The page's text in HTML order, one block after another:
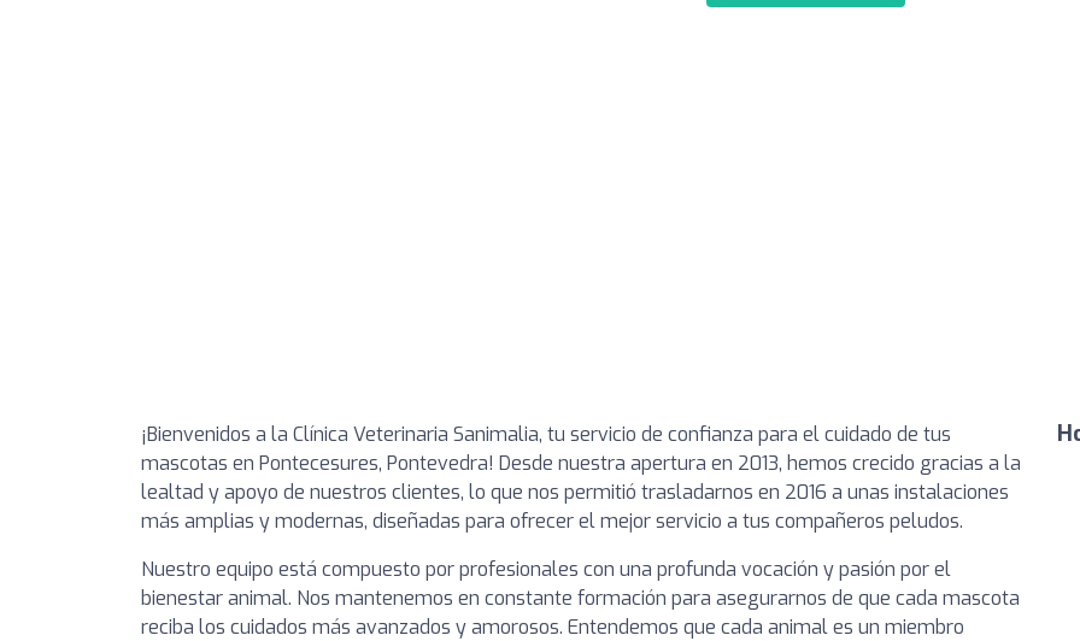
¡Bienvenidos a la Clínica Veterinaria Sanimalia, tu servicio de confianza para el cuidado de tus
mascotas en Pontecesures, Pontevedra! Desde nuestra apertura en 2013, hemos crecido gracias a la
lealtad y apoyo de nuestros clientes, lo que nos permitió trasladarnos en 2016 a unas instalaciones
más amplias y modernas, diseñadas para ofrecer el mejor servicio a tus compañeros peludos.
Nuestro equipo está compuesto por profesionales con una profunda vocación y pasión por el
bienestar animal. Nos mantenemos en constante formación para asegurarnos de que cada mascota
reciba los cuidados más avanzados y amorosos. Entendemos que cada animal es un miembro